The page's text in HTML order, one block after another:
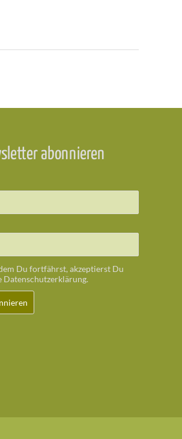
abonnieren
Du fortfährst, akzeptierst Du
Datenschutzerklärung.